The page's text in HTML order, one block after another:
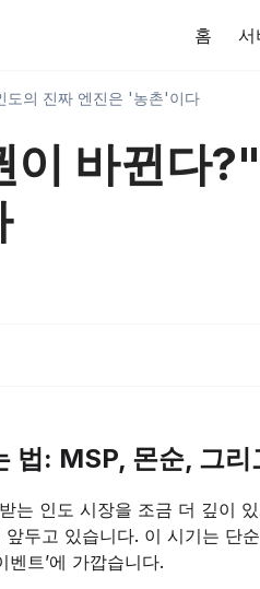
홈 서
도의 진짜 엔진은 '농촌'이다
이 바뀐다
법: MSP, 몬순, 그
는 인도 시장을 조금 더 깊이
앞두고 있습니다. 이 시기는 단
벤트’에 가깝습니다.